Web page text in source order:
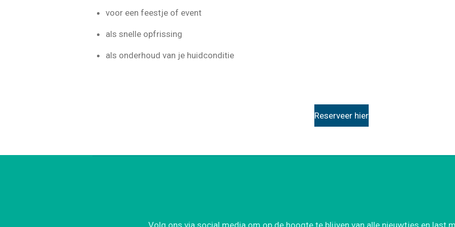
voor een feestje of event
als snelle opfrissing
als onderhoud van je huidconditie
Reserveer hier
Volg ons via social media om op de hoogte te blijven van alle nieuwtjes en last